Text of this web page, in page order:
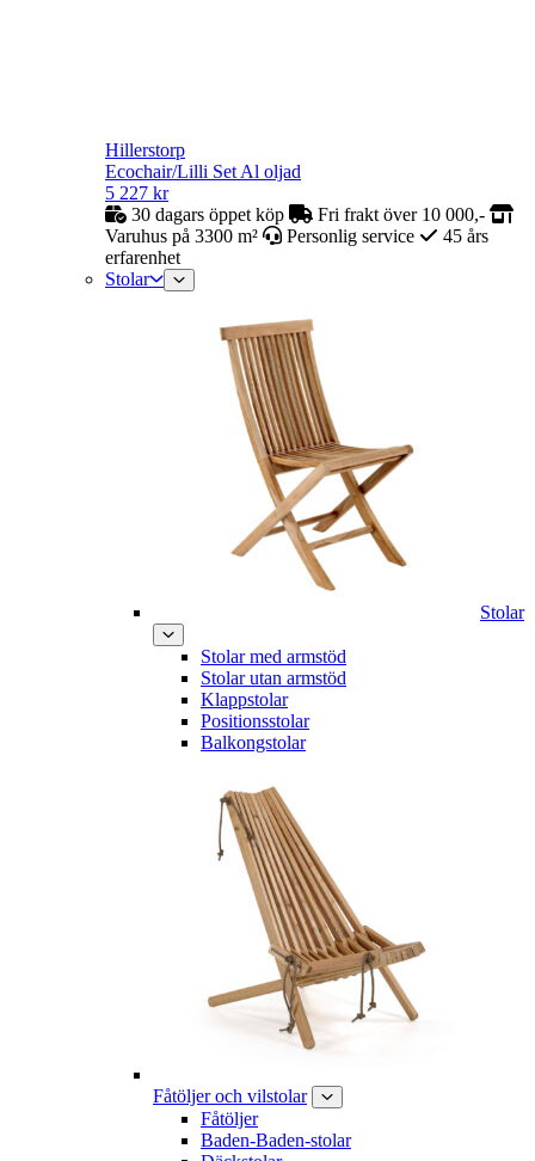
Hillerstorp
Ecochair/Lilli Set Al oljad
5 227 kr
30 dagars öppet köp
Fri frakt över 10 000,-
Varuhus på 3300 m²
Personlig service
45 års
erfarenhet
Stolar
Stolar
Stolar med armstöd
Stolar utan armstöd
Klappstolar
Positionsstolar
Balkongstolar
Fåtöljer och vilstolar
Fåtöljer
Baden-Baden-stolar